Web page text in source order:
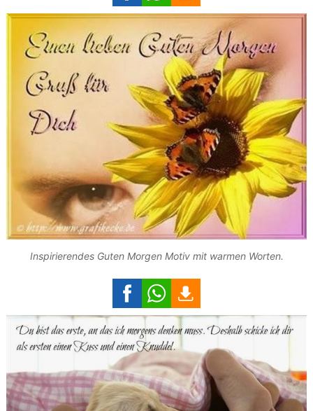
Inspirierendes Guten Morgen Motiv mit warmen Worten.